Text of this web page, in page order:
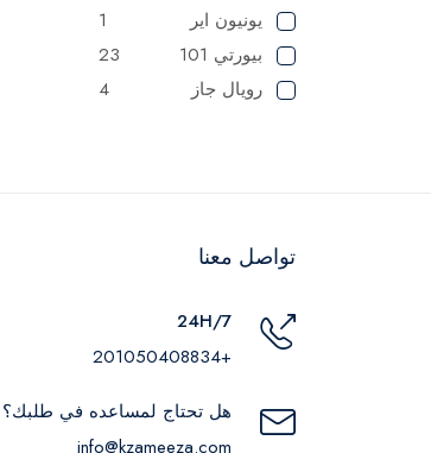
يونيون اير
1
بيورتي 101
23
رويال جاز
4
اوشن
رفال
18
تواصل معنا
24H/7
+201050408834
هل تحتاج لمساعده في طلبك؟
info@kzameeza.com